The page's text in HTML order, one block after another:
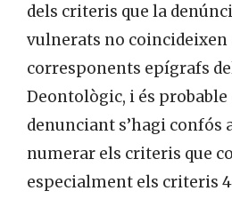
dels criteris que la
vulnerats no coincideixen
corresponents epígrafs
Deontològic, i és probable
denunciant s’hagi confós
numerar els criteris que
especialment els criteris